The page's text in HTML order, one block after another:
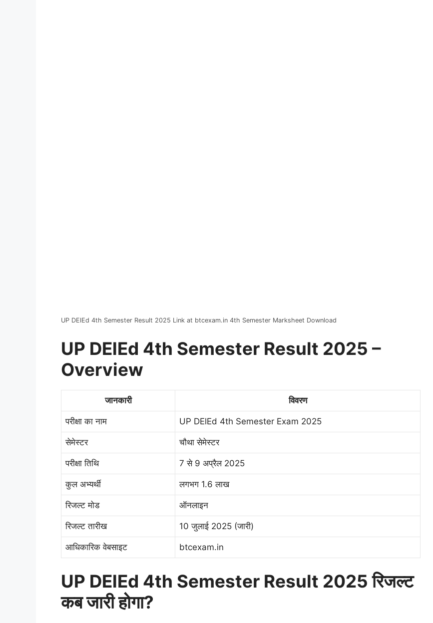
UP DElEd 4th Semester Result 2025 Link at btcexam.in 4th Semester Marksheet Download
UP DElEd 4th Semester Result 2025 –
Overview
जानकारी विवरण
परीक्षा का नाम UP DElEd 4th Semester Exam 2025
सेमेस्टर चौथा सेमेस्टर
परीक्षा तिथि 7 से 9 अप्रैल 2025
कुल अभ्यर्थी लगभग 1.6 लाख
रिजल्ट मोड ऑनलाइन
रिजल्ट तारीख 10 जुलाई 2025 (जारी)
आधिकारिक वेबसाइट btcexam.in
UP DElEd 4th Semester Result 2025 रिजल्ट
कब जारी होगा?